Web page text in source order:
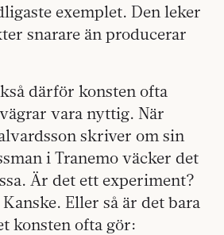
exemplet. Den leker
snarare än producerar
därför konsten ofta
vara nyttig. När
skriver om sin
i Tranemo väcker det
Är det ett experiment?
Eller så är det bara
konsten ofta gör: